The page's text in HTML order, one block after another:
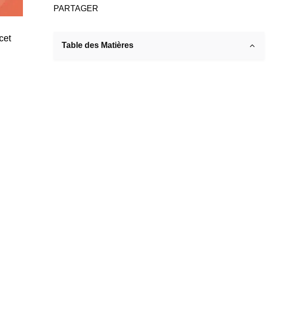
PARTAGER
Table des Matières